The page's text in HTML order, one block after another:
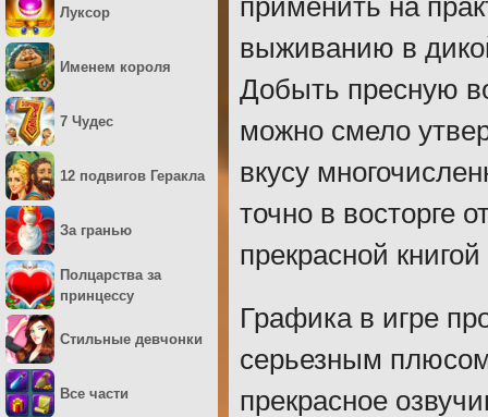
применить на
выживанию в
Добыть пресную
можно смело
вкусу
точно в восторге
прекрасной
Графика в игре
серьезным
прекрасное
Луксор
Именем короля
7 Чудес
12 подвигов Геракла
За гранью
Полцарства за
принцессу
Стильные девчонки
Все части